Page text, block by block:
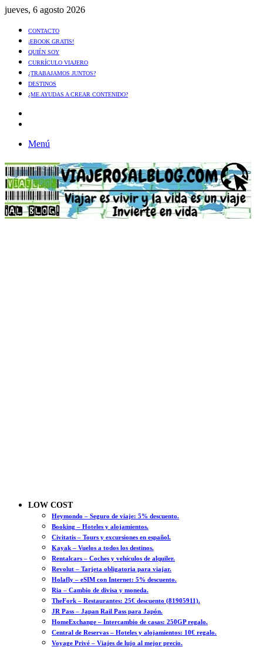
jueves, 6 agosto 2026
CONTACTO
¡EBOOK GRATIS!
QUIÉN SOY
CURRÍCULO VIAJERO
¿TRABAJAMOS JUNTOS?
DESTINOS
¿ME AYUDAS A CREAR CONTENIDO?
Menú
LOW COST
Heymondo – Seguro de viaje: 5% descuento.
Booking – Hoteles y alojamientos.
Civitatis – Tours y excursiones en español.
Kayak – Vuelos a todos los destinos.
Rentalcars – Coches y vehículos de alquiler.
Revolut – Tarjeta obligatoria para viajar.
Holafly – eSIM con Internet: 5% descuento.
Ria – Cambio de divisa y moneda.
TheFork – Restaurantes: 25€ descuento (81905911).
JR Pass – Japan Rail Pass para Japón.
HomeExchange – Intercambio de casas: 250GP regalo.
Central de Reservas – Hoteles y alojamientos: 10€ regalo.
Voyage Privé – Viajes de lujo al mejor precio.